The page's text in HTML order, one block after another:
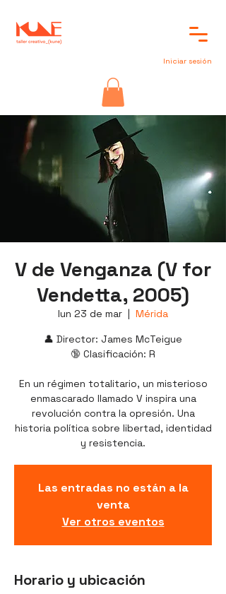
Iniciar sesión
V de Venganza (V for
Vendetta, 2005)
lun 23 de mar
  |
Mérida
👤 Director: James McTeigue
🔞 Clasificación: R
En un régimen totalitario, un misterioso
enmascarado llamado V inspira una
revolución contra la opresión. Una
historia política sobre libertad, identidad
y resistencia.
Las entradas no están a la
venta
Ver otros eventos
Horario y ubicación